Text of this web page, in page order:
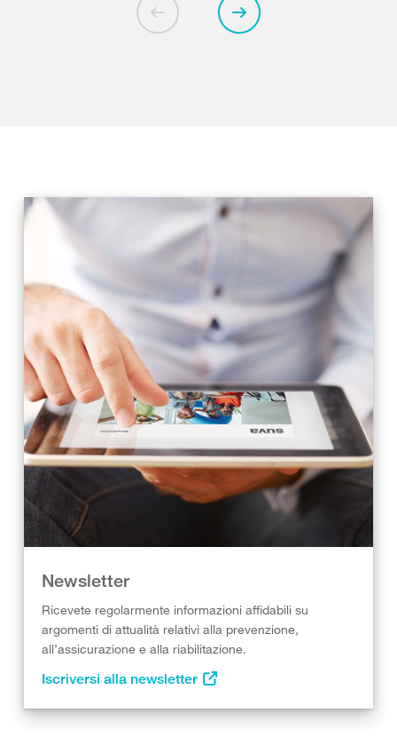
Newsletter
Ricevete regolarmente informazioni affidabili su
argomenti di attualità relativi alla prevenzione,
all’assicurazione e alla riabilitazione.
Iscriversi alla newsletter